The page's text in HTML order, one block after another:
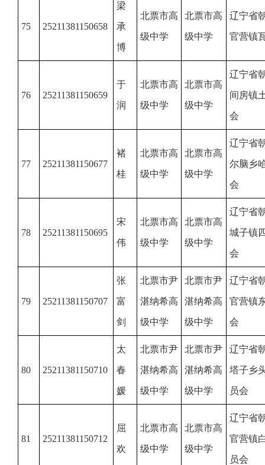
75 25211381150658
梁
承
博
北票市高
级中学
北票市高
级中学
辽宁省
官营镇
76 25211381150659
于
润
北票市高
级中学
北票市高
级中学
辽宁省
间房镇
会
77 25211381150677
褚
桂
北票市高
级中学
北票市高
级中学
辽宁省
尔脑乡
会
78 25211381150695
宋
伟
北票市高
级中学
北票市高
级中学
辽宁省
城子镇
会
79 25211381150707
张
富
剑
北票市尹
湛纳希高
级中学
北票市尹
湛纳希高
级中学
辽宁省
官营镇
会
80 25211381150710
太
春
媛
北票市尹
湛纳希高
级中学
北票市尹
湛纳希高
级中学
辽宁省
塔子乡
员会
81 25211381150712
屈
欢
北票市高
级中学
北票市高
级中学
辽宁省
官营镇
员会